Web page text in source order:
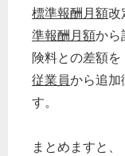
標準報酬月額改
準報酬月額から
険料との差額を
従業員から追加
す。
まとめますと、